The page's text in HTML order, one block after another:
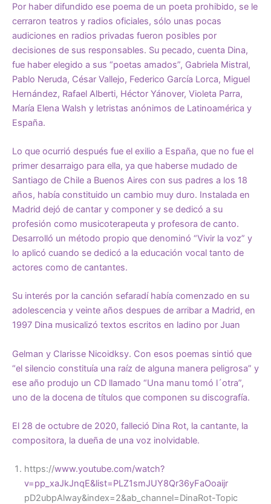
Por haber difundido ese poema de un poeta prohibido, se le
cerraron teatros y radios oficiales, sólo unas pocas
audiciones en radios privadas fueron posibles por
decisiones de sus responsables. Su pecado, cuenta Dina,
fue haber elegido a sus “poetas amados”, Gabriela Mistral,
Pablo Neruda, César Vallejo, Federico García Lorca, Miguel
Hernández, Rafael Alberti, Héctor Yánover, Violeta Parra,
María Elena Walsh y letristas anónimos de Latinoamérica y
España.
Lo que ocurrió después fue el exilio a España, que no fue el
primer desarraigo para ella, ya que haberse mudado de
Santiago de Chile a Buenos Aires con sus padres a los 18
años, había constituido un cambio muy duro. Instalada en
Madrid dejó de cantar y componer y se dedicó a su
profesión como musicoterapeuta y profesora de canto.
Desarrolló un método propio que denominó “Vivir la voz” y
lo aplicó cuando se dedicó a la educación vocal tanto de
actores como de cantantes.
Su interés por la canción sefaradí había comenzado en su
adolescencia y veinte años despues de arribar a Madrid, en
1997 Dina musicalizó textos escritos en ladino por Juan
Gelman y Clarisse Nicoidksy. Con esos poemas sintió que
“el silencio constituía una raíz de alguna manera peligrosa” y
ese año produjo un CD llamado “Una manu tomó l´otra”,
uno de la docena de títulos que componen su discografía.
El 28 de octubre de 2020, falleció Dina Rot, la cantante, la
compositora, la dueña de una voz inolvidable.
https://www.youtube.com/watch?
v=pp_xaJkJnqE&list=PLZ1smJUY8Qr36yFaOoaijr
pD2ubpAlway&index=2&ab_channel=DinaRot-Topic